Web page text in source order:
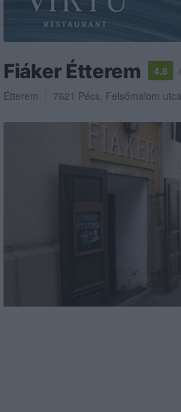
Fiáker Étterem 4.8
Étterem 7621 Pécs, Felsőmalom